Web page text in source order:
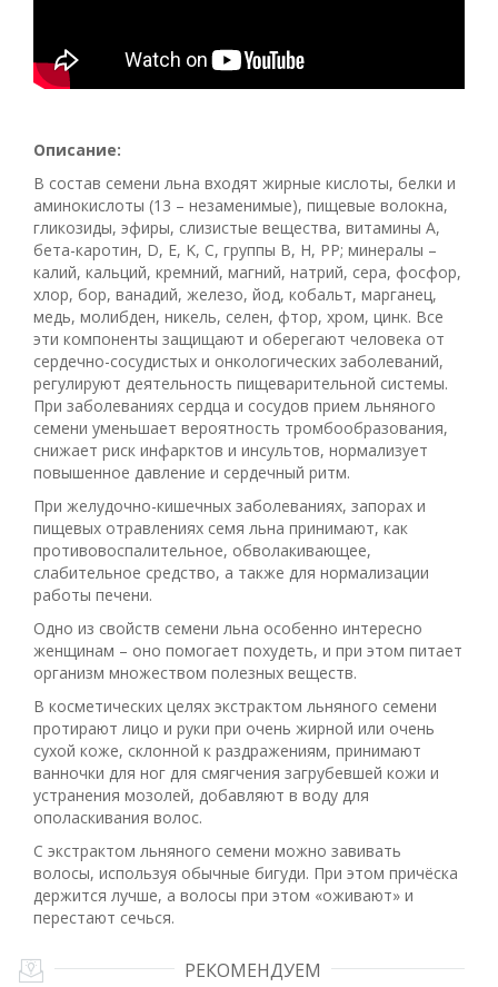
Описание:
В состав семени льна входят жирные кислоты, белки и
аминокислоты (13 – незаменимые), пищевые волокна,
гликозиды, эфиры, слизистые вещества, витамины А,
бета-каротин, D, E, K, C, группы B, H, PP; минералы –
калий, кальций, кремний, магний, натрий, сера, фосфор,
хлор, бор, ванадий, железо, йод, кобальт, марганец,
медь, молибден, никель, селен, фтор, хром, цинк. Все
эти компоненты защищают и оберегают человека от
сердечно-сосудистых и онкологических заболеваний,
регулируют деятельность пищеварительной системы.
При заболеваниях сердца и сосудов прием льняного
семени уменьшает вероятность тромбообразования,
снижает риск инфарктов и инсультов, нормализует
повышенное давление и сердечный ритм.
При желудочно-кишечных заболеваниях, запорах и
пищевых отравлениях семя льна принимают, как
противовоспалительное, обволакивающее,
слабительное средство, а также для нормализации
работы печени.
Одно из свойств семени льна особенно интересно
женщинам – оно помогает похудеть, и при этом питает
организм множеством полезных веществ.
В косметических целях экстрактом льняного семени
протирают лицо и руки при очень жирной или очень
сухой коже, склонной к раздражениям, принимают
ванночки для ног для смягчения загрубевшей кожи и
устранения мозолей, добавляют в воду для
ополаскивания волос.
С экстрактом льняного семени можно завивать
волосы, используя обычные бигуди. При этом причёска
держится лучше, а волосы при этом «оживают» и
перестают сечься.
РЕКОМЕНДУЕМ